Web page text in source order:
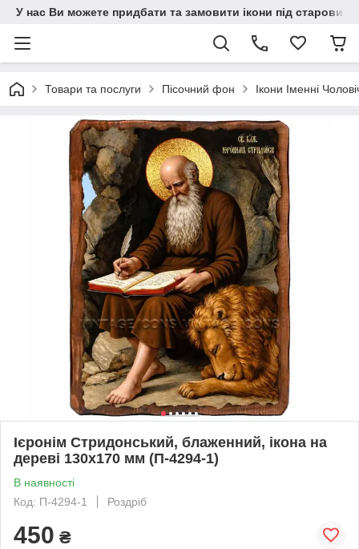
У нас Ви можете придбати та замовити ікони під
Товари та послуги Пісочний фон Ікони Іменні
Ієронім Стридонський, блаженний, ікона на
дереві 130х170 мм (П-4294-1)
В наявності
Код: П-4294-1
Роздріб
450 ₴